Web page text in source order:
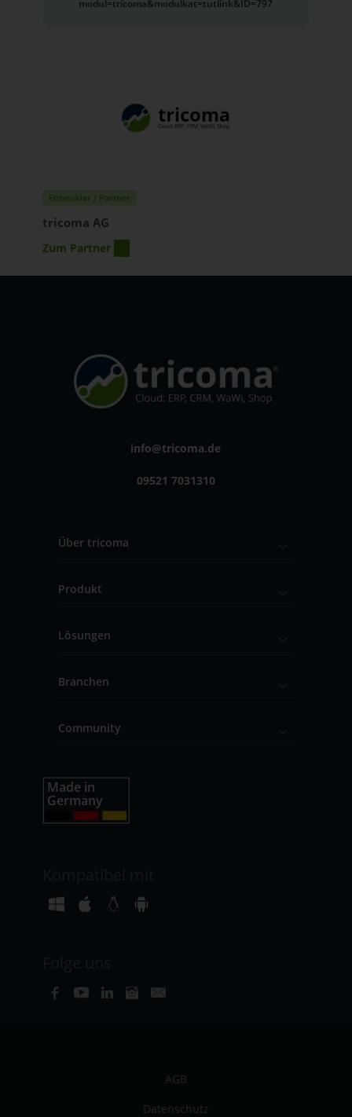
modul=tricoma&modulkat=tutlink&ID=797
Entwickler / Partner
tricoma AG
Zum Partner
info@tricoma.de
09521 7031310
Über tricoma
Produkt
Lösungen
Branchen
Community
AGB
Datenschutz